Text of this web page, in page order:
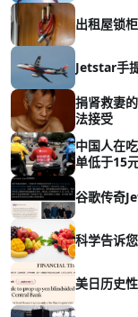
出租屋锁
Jetstar手
捐肾救妻
法接受
中国人在
单低于15
谷歌传奇
科学告诉
美日历史